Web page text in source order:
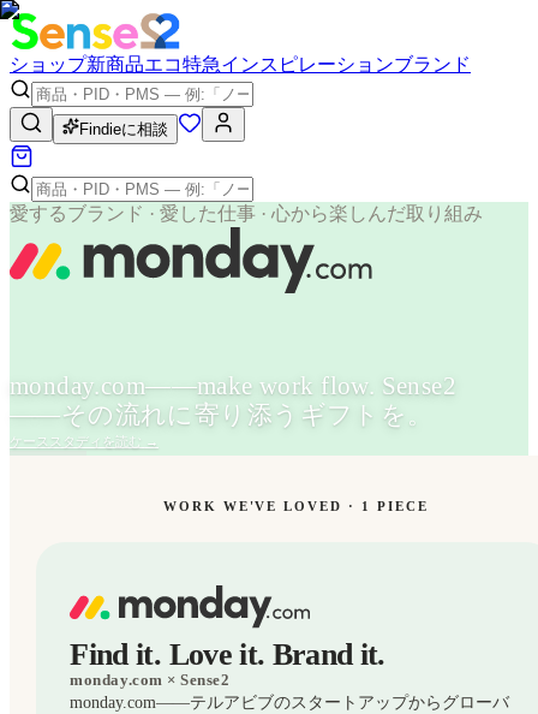
ショップ新商品エコ特急インスピレーションブランド
Findieに相談
愛するブランド · 愛した仕事 · 心から楽しんだ取り組み
monday.com——make work flow. Sense2
——その流れに寄り添うギフトを。
ケーススタディを読む →
WORK WE'VE LOVED · 1 PIECE
Find it. Love it. Brand it.
monday.com × Sense2
monday.com——テルアビブのスタートアップからグローバ